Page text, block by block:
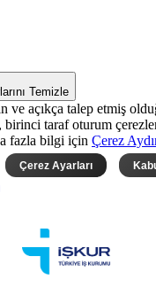
Temizle
ve açıkça talep etmiş
taraf oturum
fazla bilgi için Çerez
Çerez Ayarları